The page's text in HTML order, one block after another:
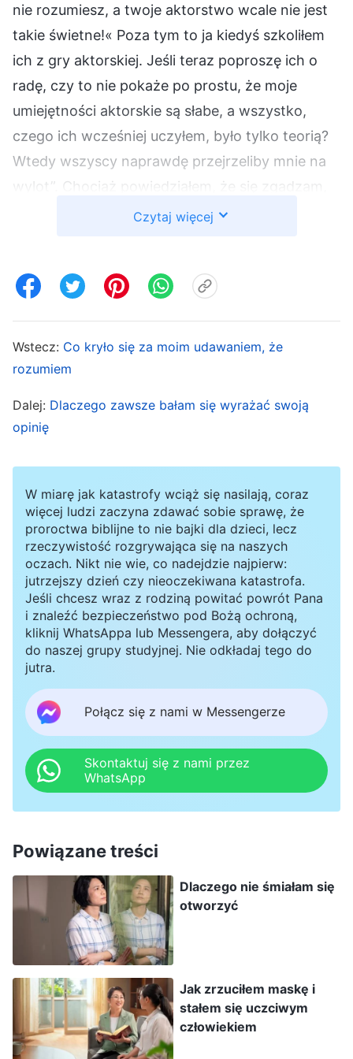
nie rozumiesz, a twoje aktorstwo wcale nie jest
takie świetne!« Poza tym to ja kiedyś szkoliłem
ich z gry aktorskiej. Jeśli teraz poproszę ich o
radę, czy to nie pokaże po prostu, że moje
umiejętności aktorskie są słabe, a wszystko,
czego ich wcześniej uczyłem, było tylko teorią?
Wtedy wszyscy naprawdę przejrzeliby mnie na
wylot”. Chociaż powiedziałem, że się zgadzam,
tak naprawdę nie poszedłem nikogo zapytać.
przed kompromitacją zawsze mnie
sobie emocje, a nawet naśladowałem grę
zagrać tę scenę dobrze, bez względu na
wszystko. Nie mogę pozwolić, by zobaczyli, że
moje umiejętności aktorskie są niewystarczające.
Jeśli to zawalę, całkowicie się skompromituję!”.
Podczas zdjęć dawałem z siebie wszystko,
próbując wydobyć z siebie emocje, ale moja gra i
tak wypadła blado. Reżyser zauważył, że się
zmagam, i omówił ze mną emocje w tej scenie.
Aby ludzie nie zauważyli, że moje umiejętności
aktorskie nie są na odpowiednim poziomie,
powiedziałem: „Znam już te wszystkie emocje.
Po prostu jeszcze ich w pełni nie czuję.
Potrzebuję tylko trochę więcej czasu, żeby się
wczuć”. Ale bez względu na to, co robiłem, nic
nie przynosiło dobrego rezultatu. Po zdjęciach
reżyser powiedział, że moja gra była sztuczna,
spięta i zbyt melancholijna. Kiedy to usłyszałem,
poczułem się okropnie. Chciałem dobrze zagrać
tę rolę, ale wcześniej rzadko zastanawiałem się
nad sposobem myślenia i emocjami, jakie
powinna mieć tego typu postać, więc po prostu
nie potrafiłem zrobić tego dobrze. Wiedziałem,
że powinienem poszukać pomocy u braci i sióstr,
ale na samą myśl o poproszeniu kogoś innego
chciałem się wycofać. „W końcu to ja kiedyś
szkoliłem innych z gry aktorskiej, a teraz gram
Czytaj więcej
Wstecz: Co kryło się za moim udawaniem, że
rozumiem
Dalej: Dlaczego zawsze bałam się wyrażać swoją
opinię
W miarę jak katastrofy wciąż się nasilają, coraz
więcej ludzi zaczyna zdawać sobie sprawę, że
proroctwa biblijne to nie bajki dla dzieci, lecz
rzeczywistość rozgrywająca się na naszych
oczach. Nikt nie wie, co nadejdzie najpierw:
jutrzejszy dzień czy nieoczekiwana katastrofa.
Jeśli chcesz wraz z rodziną powitać powrót Pana
i znaleźć bezpieczeństwo pod Bożą ochroną,
kliknij WhatsAppa lub Messengera, aby dołączyć
do naszej grupy studyjnej. Nie odkładaj tego do
jutra.
Połącz się z nami w Messengerze
Skontaktuj się z nami przez
WhatsApp
Powiązane treści
Dlaczego nie śmiałam się
otworzyć
Jak zrzuciłem maskę i
stałem się uczciwym
człowiekiem